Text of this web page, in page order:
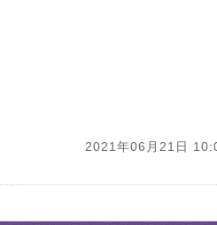
2021年06月21日